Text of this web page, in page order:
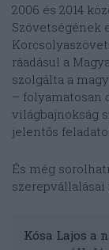
2006 és 2014
Szövetségének
ráadásul a
szolgálta a
– folyamatosan
világbajnokság
jelentős
És még
szerepvállalásai
Kósa Lajos a